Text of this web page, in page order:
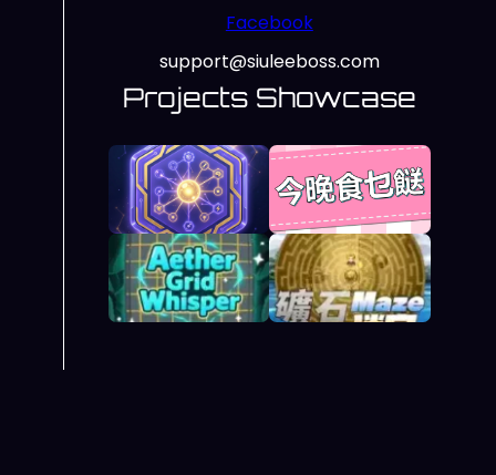
Facebook
support@siuleeboss.com
Projects Showcase